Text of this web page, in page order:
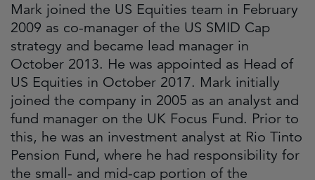
Mark joined the US Equities team in February
2009 as co-manager of the US SMID Cap
strategy and became lead manager in
October 2013. He was appointed as Head of
US Equities in October 2017. Mark initially
joined the company in 2005 as an analyst and
fund manager on the UK Focus Fund. Prior to
this, he was an investment analyst at Rio Tinto
Pension Fund, where he had responsibility for
the small- and mid-cap portion of the